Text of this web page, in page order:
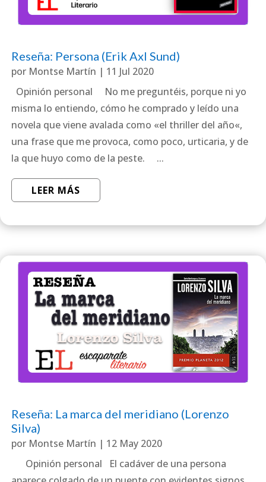
Reseña: Persona (Erik Axl Sund)
por Montse Martín | 11 Jul 2020
Opinión personal No me preguntéis, porque ni yo
misma lo entiendo, cómo he comprado y leído una
novela que viene avalada como «el thriller del año«,
una frase que me provoca, como poco, urticaria, y de
la que huyo como de la peste. ...
LEER MÁS
Reseña: La marca del meridiano (Lorenzo
Silva)
por Montse Martín | 12 May 2020
Opinión personal El cadáver de una persona